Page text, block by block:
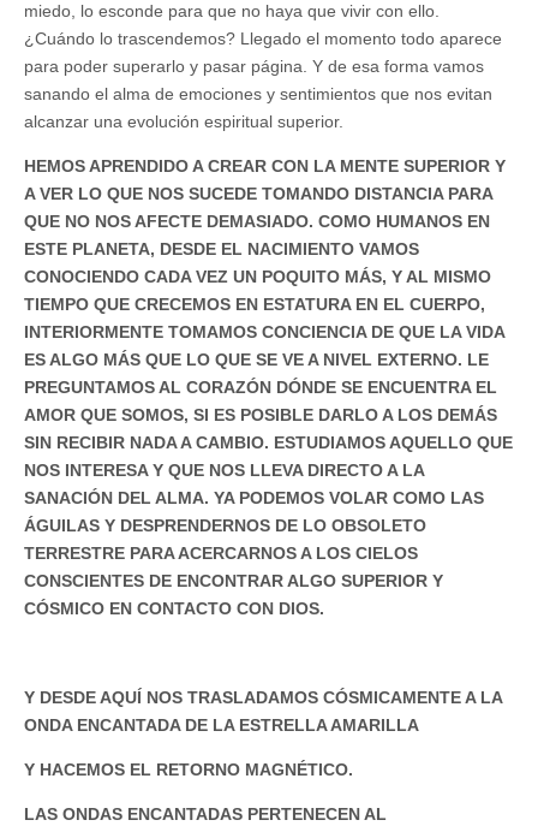
miedo, lo esconde para que no haya que vivir con ello.
¿Cuándo lo trascendemos? Llegado el momento todo aparece
para poder superarlo y pasar página. Y de esa forma vamos
sanando el alma de emociones y sentimientos que nos evitan
alcanzar una evolución espiritual superior.
HEMOS APRENDIDO A CREAR CON LA MENTE SUPERIOR Y
A VER LO QUE NOS SUCEDE TOMANDO DISTANCIA PARA
QUE NO NOS AFECTE DEMASIADO. COMO HUMANOS EN
ESTE PLANETA, DESDE EL NACIMIENTO VAMOS
CONOCIENDO CADA VEZ UN POQUITO MÁS, Y AL MISMO
TIEMPO QUE CRECEMOS EN ESTATURA EN EL CUERPO,
INTERIORMENTE TOMAMOS CONCIENCIA DE QUE LA VIDA
ES ALGO MÁS QUE LO QUE SE VE A NIVEL EXTERNO. LE
PREGUNTAMOS AL CORAZÓN DÓNDE SE ENCUENTRA EL
AMOR QUE SOMOS, SI ES POSIBLE DARLO A LOS DEMÁS
SIN RECIBIR NADA A CAMBIO. ESTUDIAMOS AQUELLO QUE
NOS INTERESA Y QUE NOS LLEVA DIRECTO A LA
SANACIÓN DEL ALMA. YA PODEMOS VOLAR COMO LAS
ÁGUILAS Y DESPRENDERNOS DE LO OBSOLETO
TERRESTRE PARA ACERCARNOS A LOS CIELOS
CONSCIENTES DE ENCONTRAR ALGO SUPERIOR Y
CÓSMICO EN CONTACTO CON DIOS.
Y DESDE AQUÍ NOS TRASLADAMOS CÓSMICAMENTE A LA
ONDA ENCANTADA DE LA ESTRELLA AMARILLA
Y HACEMOS EL RETORNO MAGNÉTICO.
LAS ONDAS ENCANTADAS PERTENECEN AL